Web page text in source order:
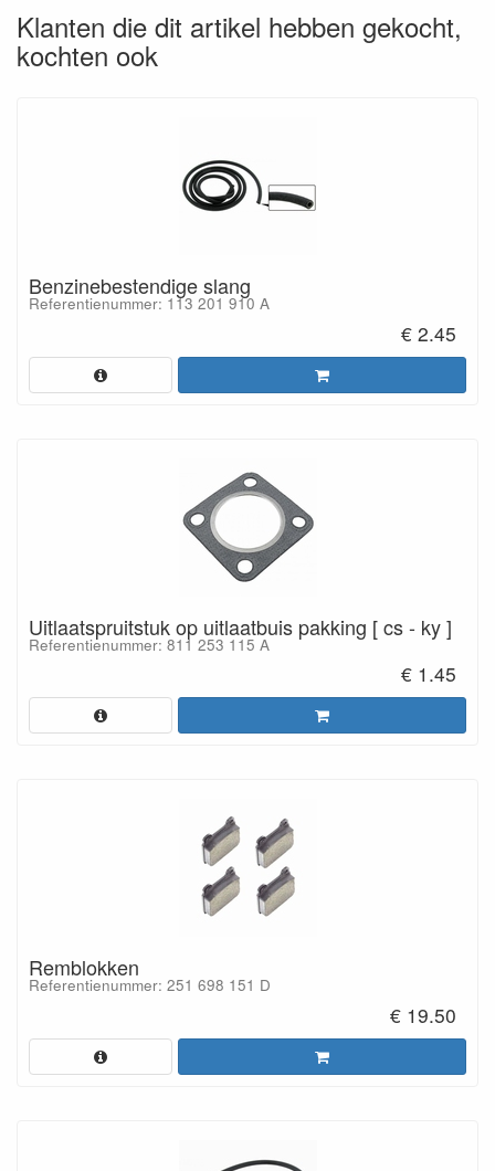
Klanten die dit artikel hebben gekocht,
kochten ook
Benzinebestendige slang
Referentienummer: 113 201 910 A
€ 2.45
Uitlaatspruitstuk op uitlaatbuis pakking [ cs - ky ]
Referentienummer: 811 253 115 A
€ 1.45
Remblokken
Referentienummer: 251 698 151 D
€ 19.50